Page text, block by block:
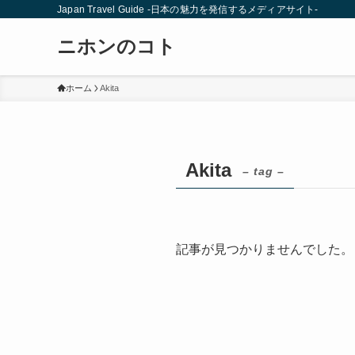
Japan Travel Guide -日本の魅力を発信するメディアサイト-
ニホンのコト
ホーム Akita
Akita – tag –
記事が見つかりませんでした。